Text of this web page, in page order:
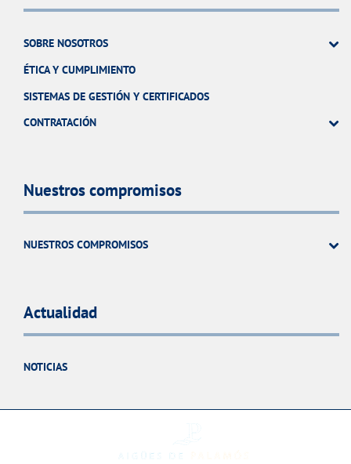
SOBRE NOSOTROS
ÉTICA Y CUMPLIMIENTO
SISTEMAS DE GESTIÓN Y CERTIFICADOS
CONTRATACIÓN
Nuestros compromisos
NUESTROS COMPROMISOS
Actualidad
NOTICIAS